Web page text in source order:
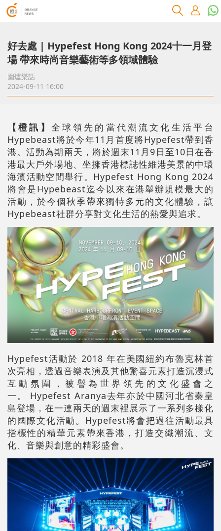
好去處 | Hypefest Hong Kong 2024十一月登
場 帶來時尚音樂藝術等多領域體驗
圍爐樂話
2024-09-11 16:00
【橙訊】 全球領先的當代潮流文化生活平台
Hypebeast將於今年11月首度將Hypefest帶到香
港。活動為期兩天，將於週末11月9日至10日在香
港最大戶外場地、坐擁香港標誌性維港美景的中環
海濱活動空間舉行。Hypefest Hong Kong 2024
將會是Hypebeast迄今以來在港舉辦規模最大的
活動，於今個秋季帶來獨特多元的文化體驗，讓
Hypebeast社群分享對文化生活的熱愛與追求。
Hypefest活動於 2018 年在美國紐約布魯克林首
次亮相，透過音樂表演及其他驚喜元素打造沉浸式
互動氛圍，被譽為世界領先的文化盛會之
一。 Hypefest Aranya去年亦於中國河北省秦皇
島登場，在一連兩天的週末裡展示了一系列多樣化
的國際文化活動。Hypefest將會把過往活動最具
指標性的精華元素帶來香港，打造交織潮流、文
化、音樂與創意的精彩盛會。